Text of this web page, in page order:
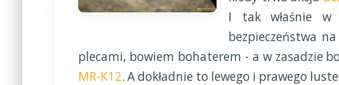
I tak właśnie w
bezpieczeństwa
plecami, bowiem bohaterem - a w zasadzie
MR-K12. A dokładnie to lewego i prawego